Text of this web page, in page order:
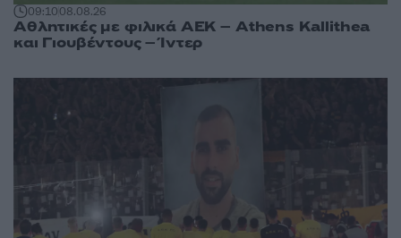
09:1008.08.26
Αθλητικές με φιλικά ΑΕΚ – Athens Kallithea
και Γιουβέντους – Ίντερ